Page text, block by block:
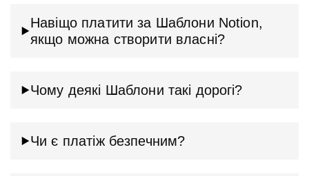
Навіщо платити за Шаблони Notion,
якщо можна створити власні?
Чому деякі Шаблони такі дорогі?
Чи є платіж безпечним?